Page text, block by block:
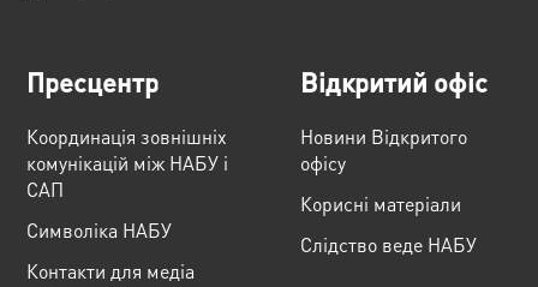
Пресцентр
Координація зовнішніх
комунікацій між НАБУ і
САП
Cимволіка НАБУ
Контакти для медіа
Відкритий офіс
Новини Відкритого
офісу
Корисні матеріали
Слідство веде НАБУ